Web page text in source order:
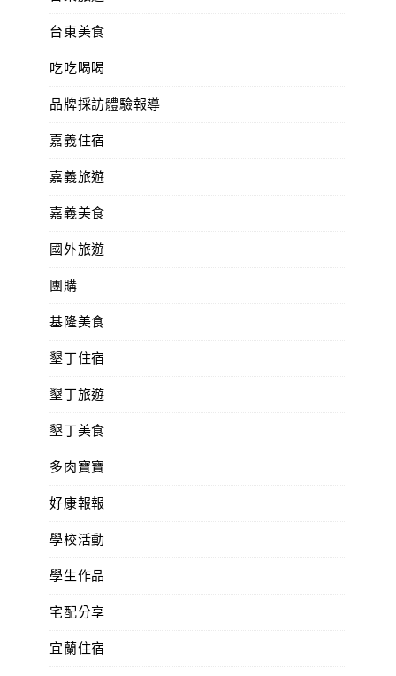
台東美食
吃吃喝喝
品牌採訪體驗報導
嘉義住宿
嘉義旅遊
嘉義美食
國外旅遊
團購
基隆美食
墾丁住宿
墾丁旅遊
墾丁美食
多肉寶寶
好康報報
學校活動
學生作品
宅配分享
宜蘭住宿